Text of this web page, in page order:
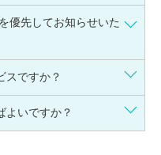
優先してお知らせいた
スですか？
よいですか？